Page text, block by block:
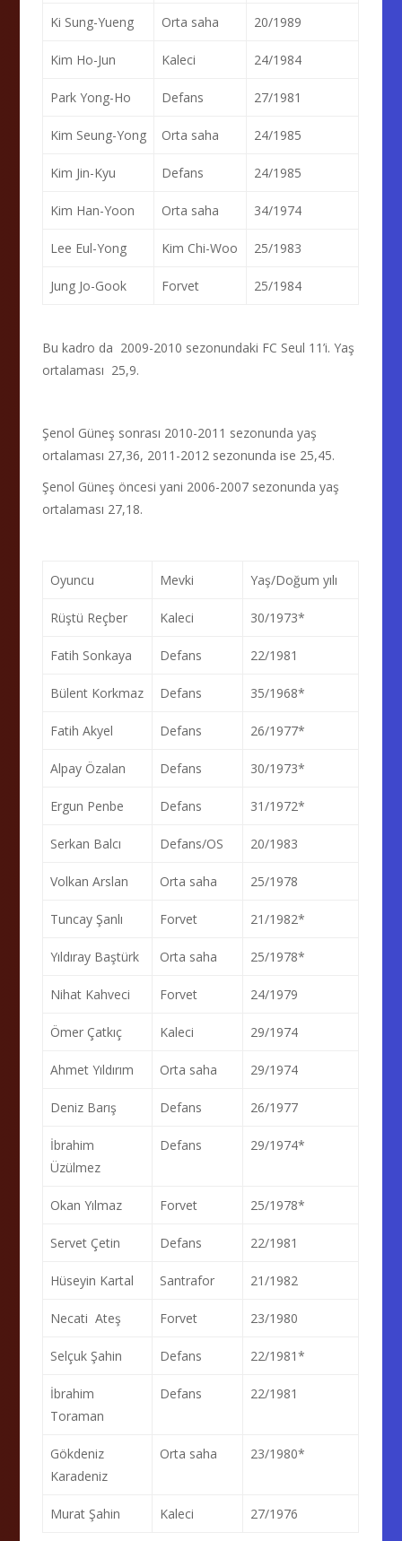
Ki Sung-Yueng Orta saha 20/1989
Kim Ho-Jun Kaleci 24/1984
Park Yong-Ho Defans 27/1981
Kim Seung-Yong Orta saha 24/1985
Kim Jin-Kyu Defans 24/1985
Kim Han-Yoon Orta saha 34/1974
Lee Eul-Yong Kim Chi-Woo 25/1983
Jung Jo-Gook Forvet 25/1984
Bu kadro da 2009-2010 sezonundaki FC Seul 11’i. Yaş
ortalaması 25,9.
Şenol Güneş sonrası 2010-2011 sezonunda yaş
ortalaması 27,36, 2011-2012 sezonunda ise 25,45.
Şenol Güneş öncesi yani 2006-2007 sezonunda yaş
ortalaması 27,18.
Oyuncu Mevki Yaş/Doğum yılı
Rüştü Reçber Kaleci 30/1973*
Fatih Sonkaya Defans 22/1981
Bülent Korkmaz Defans 35/1968*
Fatih Akyel Defans 26/1977*
Alpay Özalan Defans 30/1973*
Ergun Penbe Defans 31/1972*
Serkan Balcı Defans/OS 20/1983
Volkan Arslan Orta saha 25/1978
Tuncay Şanlı Forvet 21/1982*
Yıldıray Baştürk Orta saha 25/1978*
Nihat Kahveci Forvet 24/1979
Ömer Çatkıç Kaleci 29/1974
Ahmet Yıldırım Orta saha 29/1974
Deniz Barış Defans 26/1977
İbrahim
Üzülmez
Defans 29/1974*
Okan Yılmaz Forvet 25/1978*
Servet Çetin Defans 22/1981
Hüseyin Kartal Santrafor 21/1982
Necati Ateş Forvet 23/1980
Selçuk Şahin Defans 22/1981*
İbrahim
Toraman
Defans 22/1981
Gökdeniz
Karadeniz
Orta saha 23/1980*
Murat Şahin Kaleci 27/1976